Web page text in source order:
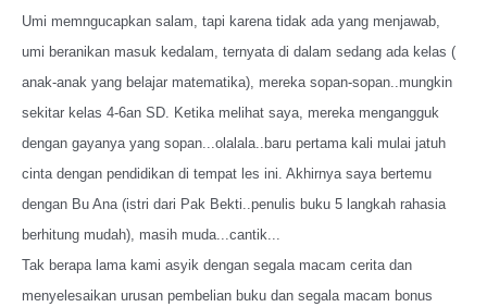
Umi memngucapkan salam, tapi karena tidak ada yang menjawab,
umi beranikan masuk kedalam, ternyata di dalam sedang ada kelas (
anak-anak yang belajar matematika), mereka sopan-sopan..mungkin
sekitar kelas 4-6an SD. Ketika melihat saya, mereka mengangguk
dengan gayanya yang sopan...olalala..baru pertama kali mulai jatuh
cinta dengan pendidikan di tempat les ini. Akhirnya saya bertemu
dengan Bu Ana (istri dari Pak Bekti..penulis buku 5 langkah rahasia
berhitung mudah), masih muda...cantik...
Tak berapa lama kami asyik dengan segala macam cerita dan
menyelesaikan urusan pembelian buku dan segala macam bonus